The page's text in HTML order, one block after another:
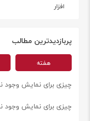
افزار
پربازدیدترین مطالب
هفته
چیزی برای نمایش وجود
چیزی برای نمایش وجود